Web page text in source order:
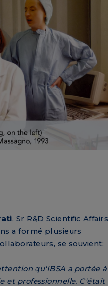
, Sr R&D Scientific Affairs
a formé plusieurs
se souvient:
qu'IBSA a portée à
et professionnelle. C'était